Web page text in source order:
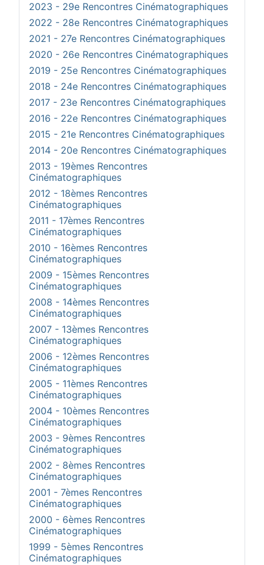
2023 - 29e Rencontres Cinématographiques
2022 - 28e Rencontres Cinématographiques
2021 - 27e Rencontres Cinématographiques
2020 - 26e Rencontres Cinématographiques
2019 - 25e Rencontres Cinématographiques
2018 - 24e Rencontres Cinématographiques
2017 - 23e Rencontres Cinématographiques
2016 - 22e Rencontres Cinématographiques
2015 - 21e Rencontres Cinématographiques
2014 - 20e Rencontres Cinématographiques
2013 - 19èmes Rencontres
Cinématographiques
2012 - 18èmes Rencontres
Cinématographiques
2011 - 17èmes Rencontres
Cinématographiques
2010 - 16èmes Rencontres
Cinématographiques
2009 - 15èmes Rencontres
Cinématographiques
2008 - 14èmes Rencontres
Cinématographiques
2007 - 13èmes Rencontres
Cinématographiques
2006 - 12èmes Rencontres
Cinématographiques
2005 - 11èmes Rencontres
Cinématographiques
2004 - 10èmes Rencontres
Cinématographiques
2003 - 9èmes Rencontres
Cinématographiques
2002 - 8èmes Rencontres
Cinématographiques
2001 - 7èmes Rencontres
Cinématographiques
2000 - 6èmes Rencontres
Cinématographiques
1999 - 5èmes Rencontres
Cinématographiques